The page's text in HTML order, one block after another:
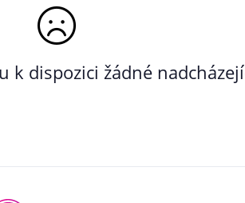
k dispozici žádné